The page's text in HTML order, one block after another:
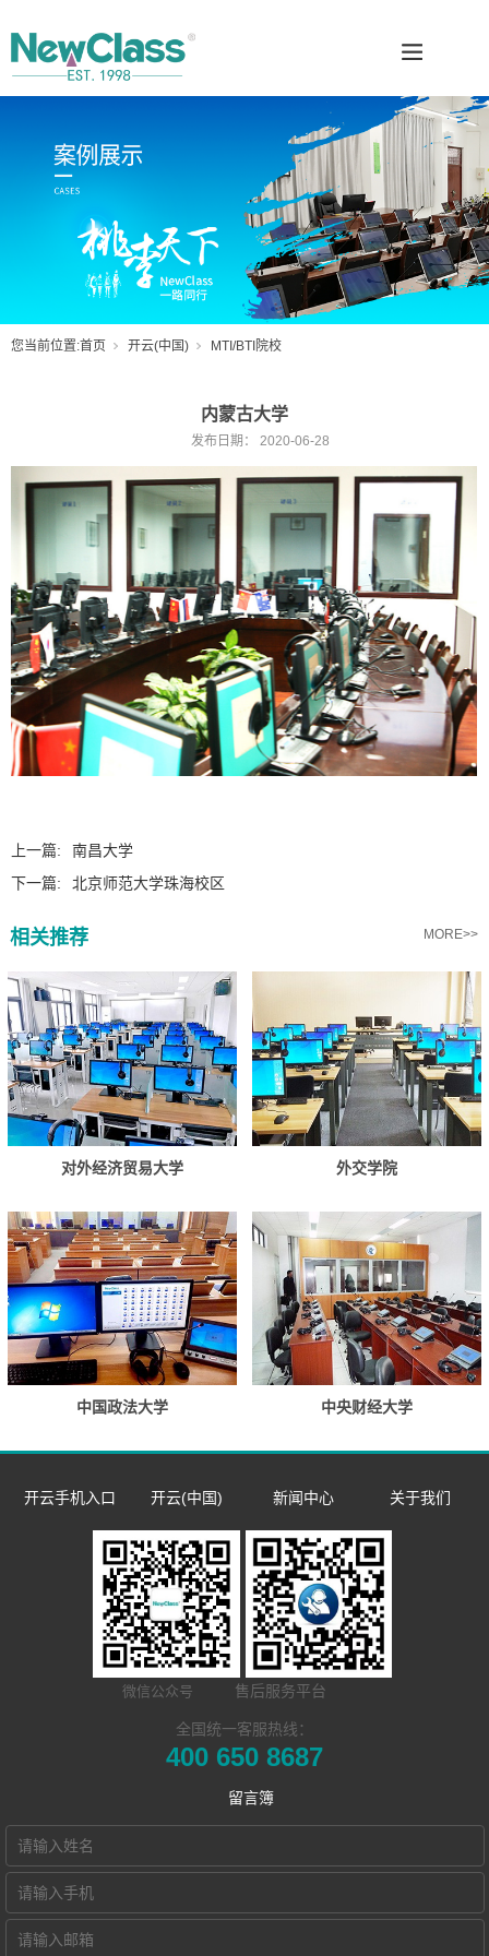
您当前位置:首页 开云(中国) MTI/BTI院校
内蒙古大学
发布日期： 2020-06-28
上一篇:
南昌大学
下一篇:
北京师范大学珠海校区
相关推荐 MORE>>
对外经济贸易大学 外交学院
中国政法大学 中央财经大学
开云手机入口
数字语言学习系
同声传译训练系
​远程合班教学系
开云(中国) Hub
高密度WiFi移动
智慧教室
开云(中国)
双一流/985/211
外语院校
MTI/BTI院校
用户名录
新闻中心
企业新闻
市场活动
关于我们
微信公众号 售后服务平台
全国统一客服热线：
400 650 8687
留言簿